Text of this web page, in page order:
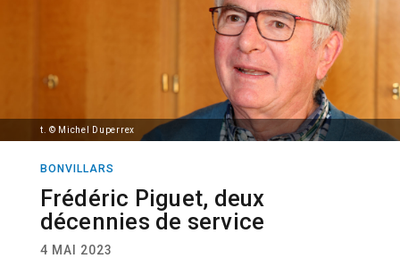
t. © Michel Duperrex
BONVILLARS
Frédéric Piguet, deux
décennies de service
4 MAI 2023